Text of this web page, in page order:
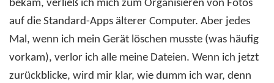
bekam, verließ ich mich zum Organisieren von Fotos
auf die Standard-Apps älterer Computer. Aber jedes
Mal, wenn ich mein Gerät löschen musste (was häufig
vorkam), verlor ich alle meine Dateien. Wenn ich jetzt
zurückblicke, wird mir klar, wie dumm ich war, denn